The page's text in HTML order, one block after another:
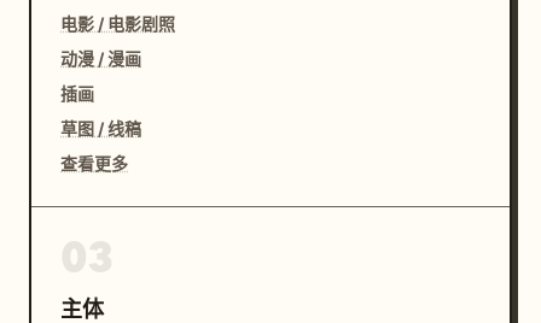
电影 / 电影剧照
动漫 / 漫画
插画
草图 / 线稿
查看更多
主体